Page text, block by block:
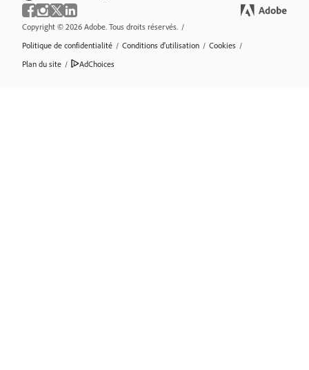
Copyright © 2026 Adobe. Tous droits réservés. /
Politique de confidentialité / Conditions d’utilisation / Cookies /
Plan du site / AdChoices